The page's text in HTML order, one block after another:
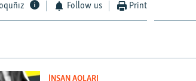
Follow us Print
İNSAN AQLARI